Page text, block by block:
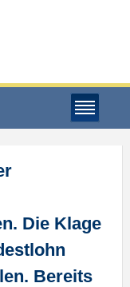
Die Klage
Bereits